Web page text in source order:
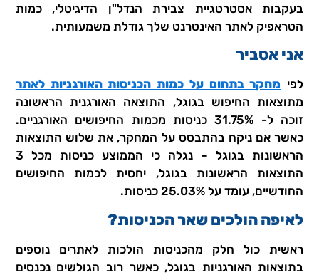
בעקבות אסטרטגיית צבירת הנדל"ן הדיגיטלי, כמות
הטראפיק לאתר האינטרנט שלך גודלת משמעותית.
אני אסביר
לפי מחקר בתחום על כמות הכניסות האורגניות לאתר
מתוצאות החיפוש בגוגל, התוצאה האורגנית הראשונה
זוכה ל- 31.75% כניסות מכמות החיפושים האורגניים.
כאשר אם ניקח בהתבסס על המחקר, את שלוש התוצאות
הראשונות בגוגל – נגלה כי הממוצע כניסות מכל 3
התוצאות הראשונות בגוגל, יחסית לכמות החיפושים
החודשיים, עומד על 25.03% כניסות.
לאיפה הולכים שאר הכניסות?
ראשית כול חלק מהכניסות הולכות לאתרים נוספים
בתוצאות האורגניות בגוגל, כאשר רוב הגולשים נכנסים